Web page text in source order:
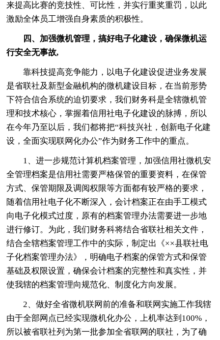
来提高比赛的竞技性、可比性，并实行重奖重罚，以此
激励全体员工增强自身素质的积极性。
四、加强微机管理，搞好电子化建设，确保微机运
行安全无事故,
靠科技提高竞争能力，以电子化建设促进业务发展
是省联社及新型金融机构的微机建设目标，在当前形势
下符合信合系统的迫切要求，我们财务科是全辖微机管
理和技术核心，掌握着信用社电子化建设的脉搏，所以
在今年乃至以后，我们都将把“科技兴社，创新电子化建
设，全面实现联网化办公”作为财务工作中的重点。
1、进一步规范计算机档案管理，加强信用社微机安
全管理档案是信用社需要严格保管的重要资料，在保管
方式、保管期限及调阅权限等方面都有较严格的要求，
随着信用社电子化不断深入，会计档案正在由手工模式
向电子化模式过度，原有的档案管理办法需要进一步地
进行修订。为此，我们财务科将结合省联社相关文件，
结合全辖档案管理工作中的实际，制定出《××县联社电
子化档案管理办法》，明确电子档案的保管方式和保管
基础及权限设置，确保会计档案的完整性和真实性，并
使我辖的档案管理向规范化、制度化方向发展。
2、做好全省微机联网前的准备和联网实施工作我辖
由于全部网点已经实现微机化办公，上机率达到100%，
所以被省联社列为第一批参加全省联网的联社，为了确